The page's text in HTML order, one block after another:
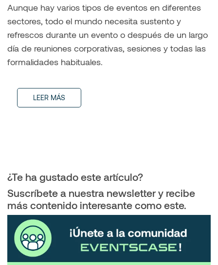
Aunque hay varios tipos de eventos en diferentes
sectores, todo el mundo necesita sustento y
refrescos durante un evento o después de un largo
día de reuniones corporativas, sesiones y todas las
formalidades habituales.
LEER MÁS
¿Te ha gustado este artículo?
Suscríbete a nuestra newsletter y recibe
más contenido interesante como este.